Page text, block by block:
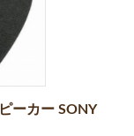
ーカー SONY